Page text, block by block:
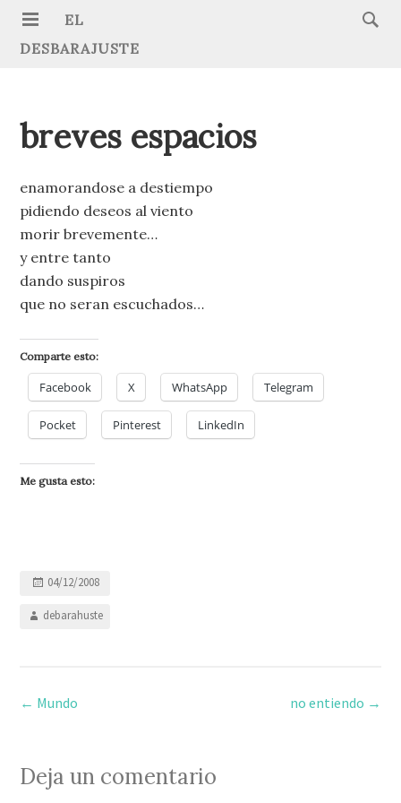
EL
DESBARAJUSTE
breves espacios
enamorandose a destiempo
pidiendo deseos al viento
morir brevemente…
y entre tanto
dando suspiros
que no seran escuchados…
Comparte esto:
Facebook X WhatsApp Telegram
Pocket Pinterest LinkedIn
Me gusta esto:
04/12/2008
debarahuste
← Mundo no entiendo →
Deja un comentario